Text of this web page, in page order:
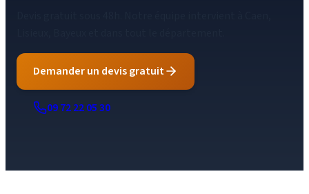
Demander un devis gratuit
09 72 22 05 30